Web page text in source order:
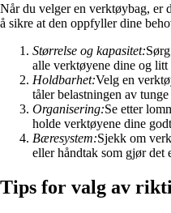
Når du velger en verktøybag, er
å sikre at den oppfyller dine
Størrelse og kapasitet:
alle verktøyene dine og
Holdbarhet:Velg en
tåler belastningen av
Organisering:Se etter
holde verktøyene dine
Bæresystem:Sjekk om
eller håndtak som gjør det
Tips for valg av